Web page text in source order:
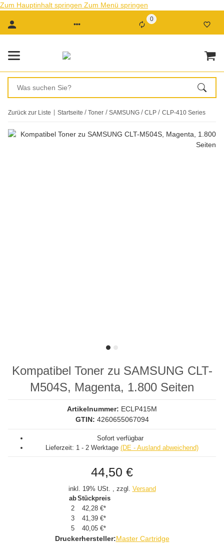
Zum Hauptinhalt springen Zum Menü springen
0
Zurück zur Liste Startseite Toner SAMSUNG CLP CLP-410 Series
Kompatibel Toner zu SAMSUNG CLT-
M504S, Magenta, 1.800 Seiten
Artikelnummer: ECLP415M
GTIN: 4260655067094
Sofort verfügbar
Lieferzeit: 1 - 2 Werktage (DE - Ausland abweichend)
44,50 €
inkl. 19% USt. , zzgl. Versand
abStückpreis
2
42,28 €*
3
41,39 €*
5
40,05 €*
Druckerhersteller:Master Cartridge